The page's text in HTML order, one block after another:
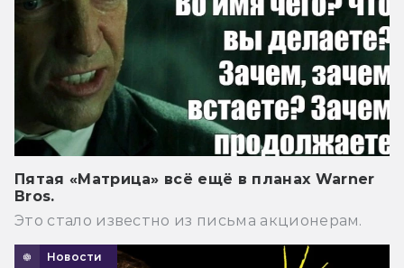
Пятая «Матрица» всё ещё в планах Warner
Bros.
Это стало известно из письма акционерам.
Новости